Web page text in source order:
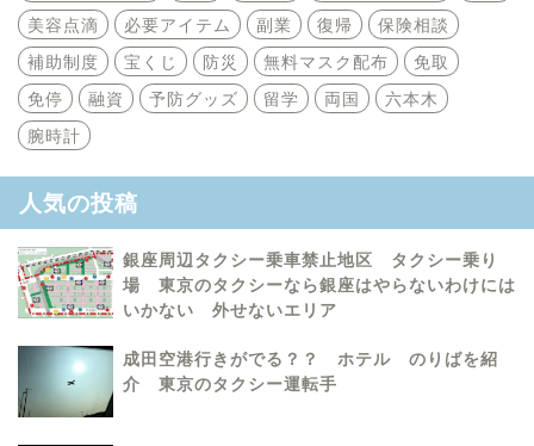
美容点滴
必要アイテム 副業 復帰
保険相談
補助制度
宝くじ 防災 無料マスク配布
免取
免停
融資 予防グッズ 留学 両国
六本木
腕時計
人気の投稿
銀座周辺タクシー乗車禁止地区 タクシー乗り
場 東京のタクシーなら銀座はやらないわけには
いかない 外せないエリア
成田空港行きがでる？？ ホテル のりばを紹
介 東京のタクシー運転手